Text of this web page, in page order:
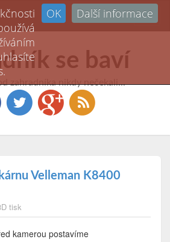
se baví
zahradníka nikdy nečekali...
Velleman K8400
tisk
kamerou postavíme
OK Další informace